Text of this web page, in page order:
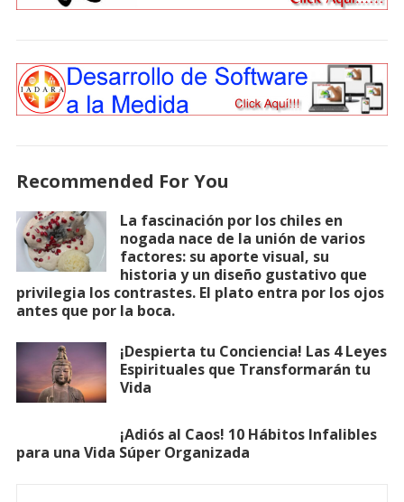
Recommended For You
La fascinación por los chiles en
nogada nace de la unión de varios
factores: su aporte visual, su
historia y un diseño gustativo que
privilegia los contrastes. El plato entra por los ojos
antes que por la boca.
¡Despierta tu Conciencia! Las 4 Leyes
Espirituales que Transformarán tu
Vida
¡Adiós al Caos! 10 Hábitos Infalibles
para una Vida Súper Organizada